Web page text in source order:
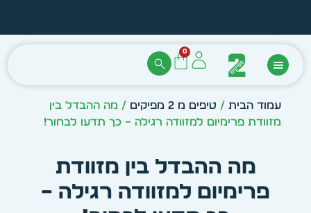
0
עמוד הבית/ טיפים מ 2 מפיקים
/ מה ההבדל בין
מזוודת פרימיום למזוודה רגילה – כך תדעו לבחור!
מה ההבדל בין מזוודת
פרימיום למזוודה רגילה –